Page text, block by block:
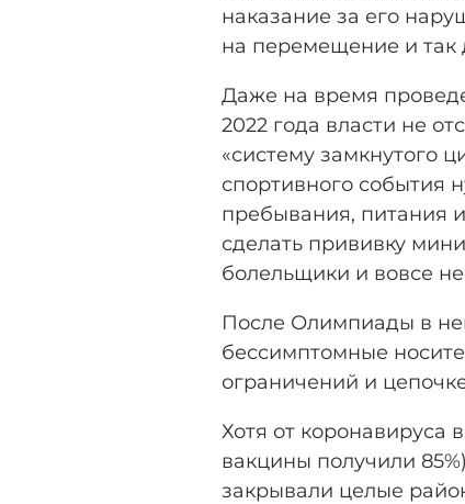
наказание за его
на перемещение и так
Даже на время
2022 года власти не
«систему замкнутого
спортивного события
пребывания, питания
сделать прививку
болельщики и вовсе
После Олимпиады в
бессимптомные
ограничений и
Хотя от коронавируса
вакцины получили
закрывали целые